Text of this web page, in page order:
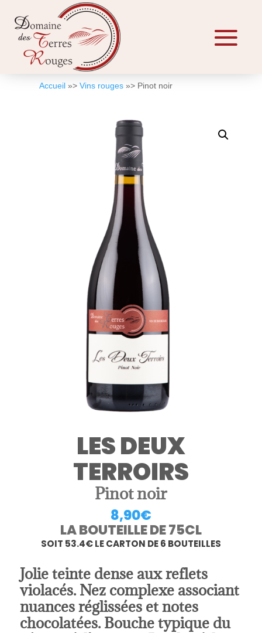
Accueil »>Vins rouges »> Pinot noir
LES DEUX
TERROIRS
Pinot noir
8,90€
LA BOUTEILLE DE 75CL
SOIT 53.4€ LE CARTON DE 6 BOUTEILLES
Jolie teinte dense aux reflets
violacés. Nez complexe associant
nuances réglissées et notes
chocolatées. Bouche typique du